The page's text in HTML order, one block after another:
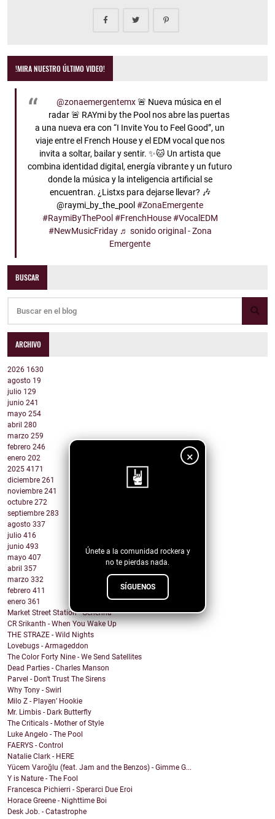
×
Únete a la comunidad rockera y
no te pierdas nada.
SÍGUENOS
!MIRA NUESTRO ÚLTIMO VIDEO!
@zonaemergentemx🚨 Nueva música en el
radar 🚨 RAYmi by the Pool nos abre las puertas
a una nueva era con “I Invite You to Feel Good”, un
viaje entre el French House y el EDM vocal que nos
invita a soltar, bailar y sentir. ✨🐱 Un artista que
combina identidad digital, energía vibrante y un futuro
donde la música y la inteligencia artificial se
encuentran. ¿Listxs para dejarse llevar? 🎶
@raymi_by_the_pool #ZonaEmergente
#RaymiByThePool #FrenchHouse #VocalEDM
#NewMusicFriday ♬ sonido original - Zona
Emergente
BUSCAR
ARCHIVO
2026 1630
agosto 19
julio 129
junio 241
mayo 254
abril 280
marzo 259
febrero 246
enero 202
2025 4171
diciembre 261
noviembre 241
octubre 272
septiembre 283
agosto 337
julio 416
junio 493
mayo 407
abril 357
marzo 332
febrero 411
enero 361
Market Street Station - Gehenna
CR Srikanth - When You Wake Up
THE STRAZE - Wild Nights
Lovebugs - Armageddon
The Color Forty Nine - We Send Satellites
Dead Parties - Charles Manson
Parvel - Don't Trust The Sirens
Why Tony - Swirl
Milo Z - Playen’ Hookie
Mr. Limbis - Dark Butterfly
The Criticals - Mother of Style
Luke Angelo - The Pool
FAERYS - Control
Natalie Clark - HERE
Yücem Varoğlu (feat. Jam and the Benzos) - Gimme G...
Y is Nature - The Fool
Francesca Pichierri - Sperarci Due Eroi
Horace Greene - Nighttime Boi
Desk Job. - Catastrophe